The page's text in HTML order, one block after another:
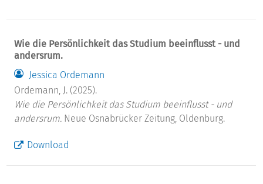
Wie die Persönlichkeit das Studium beeinflusst - und
andersrum.
Jessica Ordemann
Ordemann, J. (2025).
Wie die Persönlichkeit das Studium beeinflusst - und
andersrum. Neue Osnabrücker Zeitung, Oldenburg.
Download